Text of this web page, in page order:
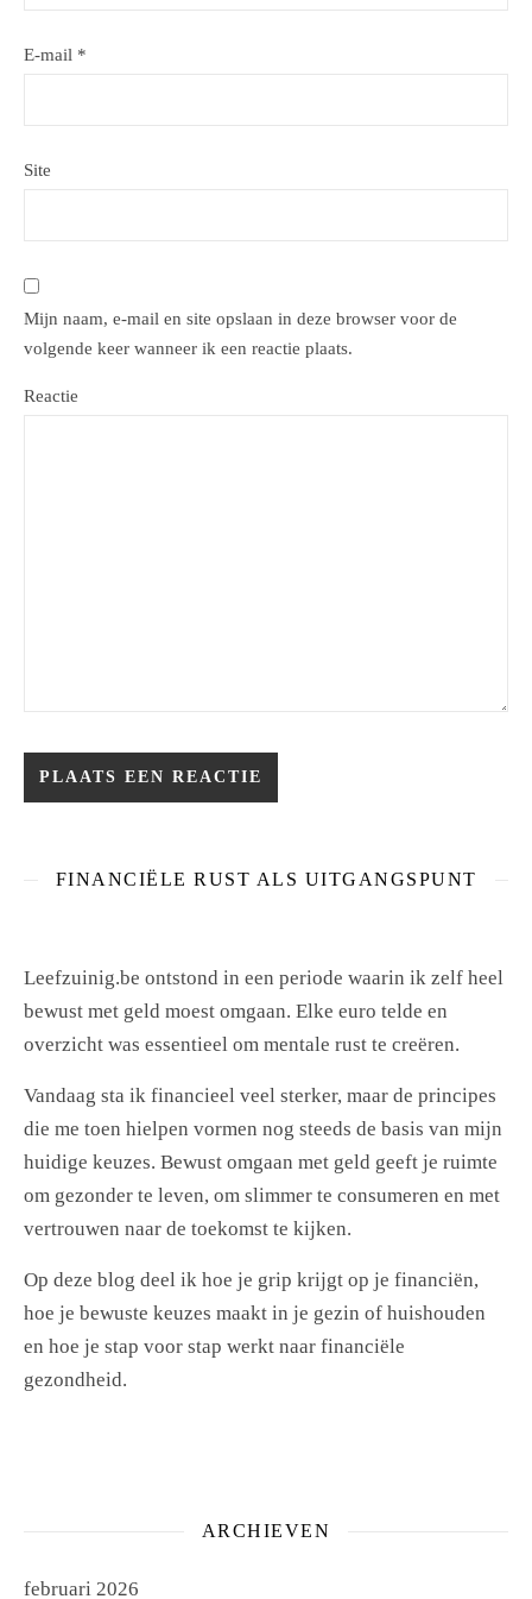
E-mail *
Site
Mijn naam, e-mail en site opslaan in deze browser voor de
volgende keer wanneer ik een reactie plaats.
Reactie
FINANCIËLE RUST ALS UITGANGSPUNT
Leefzuinig.be ontstond in een periode waarin ik zelf heel
bewust met geld moest omgaan. Elke euro telde en
overzicht was essentieel om mentale rust te creëren.
Vandaag sta ik financieel veel sterker, maar de principes
die me toen hielpen vormen nog steeds de basis van mijn
huidige keuzes. Bewust omgaan met geld geeft je ruimte
om gezonder te leven, om slimmer te consumeren en met
vertrouwen naar de toekomst te kijken.
Op deze blog deel ik hoe je grip krijgt op je financiën,
hoe je bewuste keuzes maakt in je gezin of huishouden
en hoe je stap voor stap werkt naar financiële
gezondheid.
ARCHIEVEN
februari 2026